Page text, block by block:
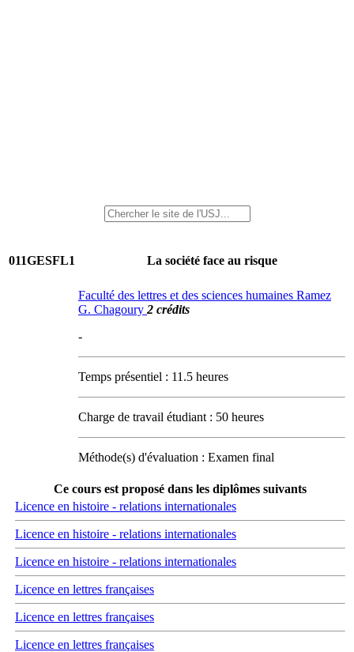
011GESFL1 La société face au risque
Faculté des lettres et des sciences humaines Ramez
G. Chagoury 2 crédits
-
Temps présentiel : 11.5 heures
Charge de travail étudiant : 50 heures
Méthode(s) d'évaluation : Examen final
Ce cours est proposé dans les diplômes suivants
Licence en histoire - relations internationales
Licence en histoire - relations internationales
Licence en histoire - relations internationales
Licence en lettres françaises
Licence en lettres françaises
Licence en lettres françaises